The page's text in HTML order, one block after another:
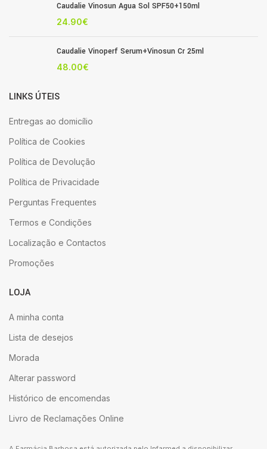
Caudalie Vinosun Agua Sol SPF50+150ml
24.90€
Caudalie Vinoperf Serum+Vinosun Cr 25ml
48.00€
LINKS ÚTEIS
Entregas ao domicílio
Política de Cookies
Política de Devolução
Política de Privacidade
Perguntas Frequentes
Termos e Condições
Localização e Contactos
Promoções
LOJA
A minha conta
Lista de desejos
Morada
Alterar password
Histórico de encomendas
Livro de Reclamações Online